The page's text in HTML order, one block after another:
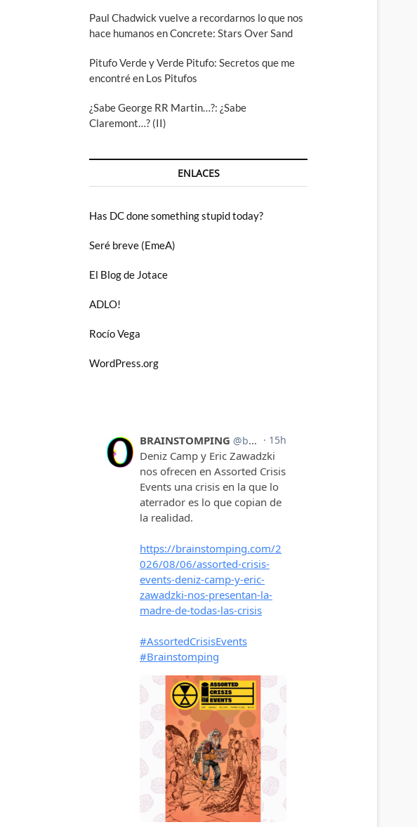
Paul Chadwick vuelve a recordarnos lo que nos
hace humanos en Concrete: Stars Over Sand
Pitufo Verde y Verde Pitufo: Secretos que me
encontré en Los Pitufos
¿Sabe George RR Martin…?: ¿Sabe
Claremont…? (II)
ENLACES
Has DC done something stupid today?
Seré breve (EmeA)
El Blog de Jotace
ADLO!
Rocío Vega
WordPress.org